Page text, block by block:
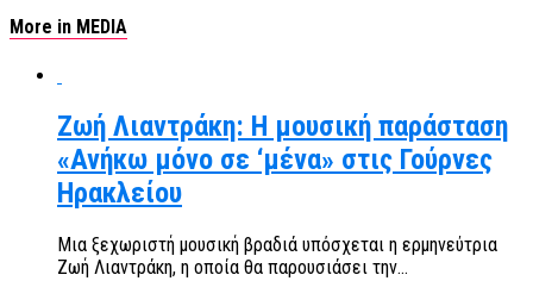
More in MEDIA
Ζωή Λιαντράκη: Η μουσική παράσταση
«Ανήκω μόνο σε ‘μένα» στις Γούρνες
Ηρακλείου
Μια ξεχωριστή μουσική βραδιά υπόσχεται η ερμηνεύτρια
Ζωή Λιαντράκη, η οποία θα παρουσιάσει την...